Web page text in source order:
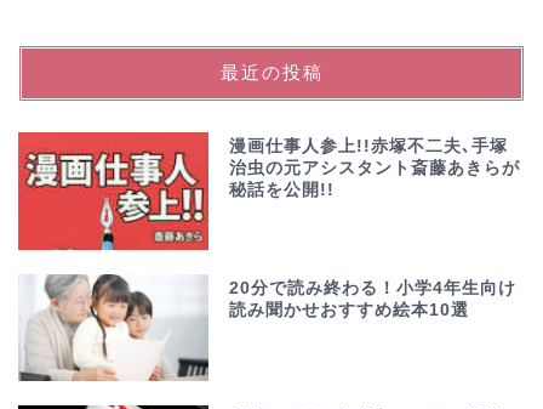
最近の投稿
漫画仕事人参上!!赤塚不二夫､手塚
治虫の元アシスタント斎藤あきらが
秘話を公開!!
20分で読み終わる！小学4年生向け
読み聞かせおすすめ絵本10選